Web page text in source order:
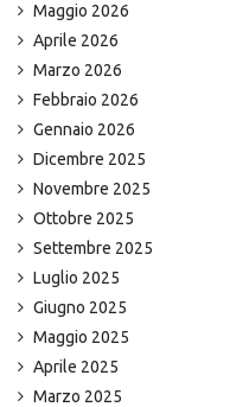
Maggio 2026
Aprile 2026
Marzo 2026
Febbraio 2026
Gennaio 2026
Dicembre 2025
Novembre 2025
Ottobre 2025
Settembre 2025
Luglio 2025
Giugno 2025
Maggio 2025
Aprile 2025
Marzo 2025